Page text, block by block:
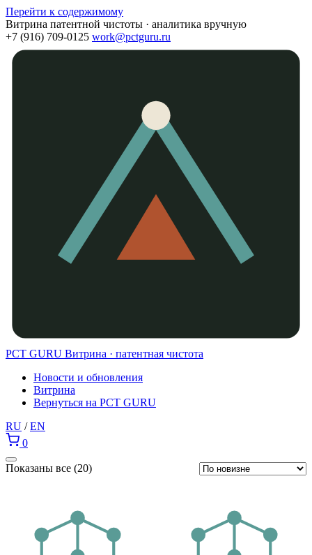
Перейти к содержимому
Витрина патентной чистоты · аналитика вручную
+7 (916) 709-0125 work@pctguru.ru
PCT GURU Витрина · патентная чистота
Новости и обновления
Витрина
Вернуться на PCT GURU
RU / EN
0
Показаны все (20)Сортировка: